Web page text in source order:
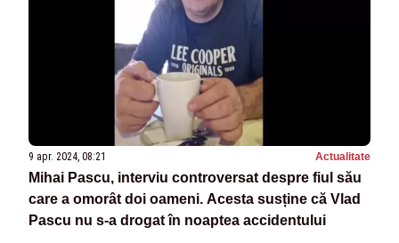
9 apr. 2024, 08:21 Actualitate
Mihai Pascu, interviu controversat despre fiul său
care a omorât doi oameni. Acesta susține că Vlad
Pascu nu s-a drogat în noaptea accidentului